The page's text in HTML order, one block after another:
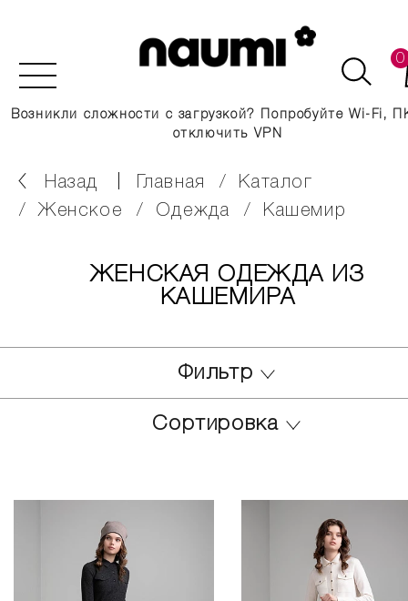
0
Возникли сложности с загрузкой? Попробуйте Wi-Fi,
отключить VPN
Назад главная
каталог
женское
одежда кашемир
ЖЕНСКАЯ ОДЕЖДА ИЗ
КАШЕМИРА
Фильтр
Сортировка